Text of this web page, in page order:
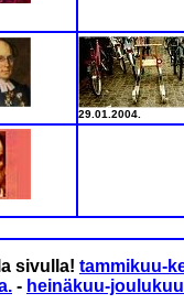
29.01.2004.
sivulla! tammikuu-
- heinäkuu-